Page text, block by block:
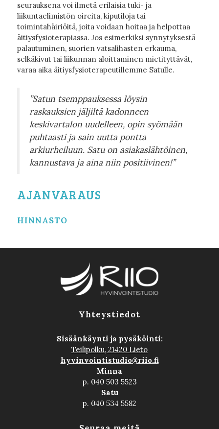
seurauksena voi ilmetä erilaisia tuki- ja
liikuntaelimistön oireita, kiputiloja tai
toimintahäiriöitä, joita voidaan hoitaa ja helpottaa
äitiysfysioterapiassa. Jos esimerkiksi synnytyksestä
palautuminen, suorien vatsalihasten erkauma,
selkäkivut tai liikunnan aloittaminen mietityttävät,
varaa aika äitiysfysioterapeutillemme Satulle.
”Satun tsemppauksessa löysin
raskauksien jäljiltä kadonneen
keskivartalon uudelleen, opin syömään
puhtaasti ja sain uutta pontta
arkiurheiluun. Satu on asiakaslähtöinen,
kannustava ja aina niin positiivinen!”
AJANVARAUS
HINNASTO
Yhteystiedot
Sisäänkäynti ja pysäköinti:
Teilipolku, 21420 Lieto
hyvinvointistudio@riio.fi
Minna
p. 040 503 5523
Satu
p. 040 534 5582